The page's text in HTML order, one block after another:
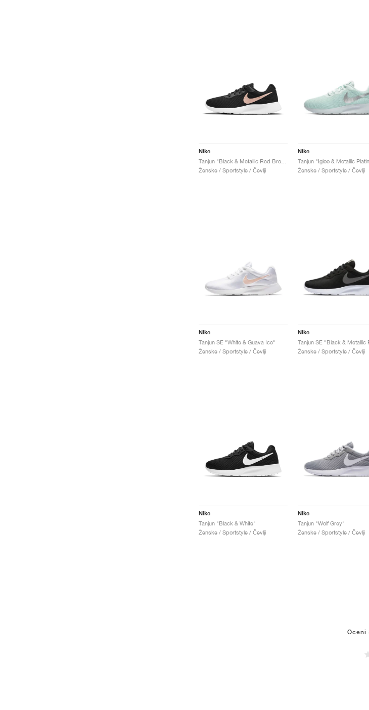
Nike
Ženske / Sportstyle / Čevlji
Nike
Tanjun "Igloo & Metallic
Ženske / Sportstyle / Čevlji
Nike
Tanjun SE "White & Guava Ice"
Ženske / Sportstyle / Čevlji
Nike
Ženske / Sportstyle / Čevlji
Nike
Tanjun "Black & White"
Ženske / Sportstyle / Čevlji
Nike
Tanjun "Wolf Grey"
Ženske / Sportstyle / Čevlji
Oceni